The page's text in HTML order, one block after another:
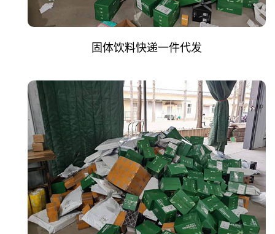
固体饮料快递一件代发